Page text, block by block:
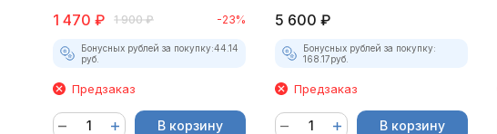
1 470 ₽ 1 900 ₽ -23%
Бонусных рублей за покупку:44.14
руб.
Предзаказ
В корзину
5 600 ₽
Бонусных рублей за покупку:
168.17руб.
Предзаказ
В корзину